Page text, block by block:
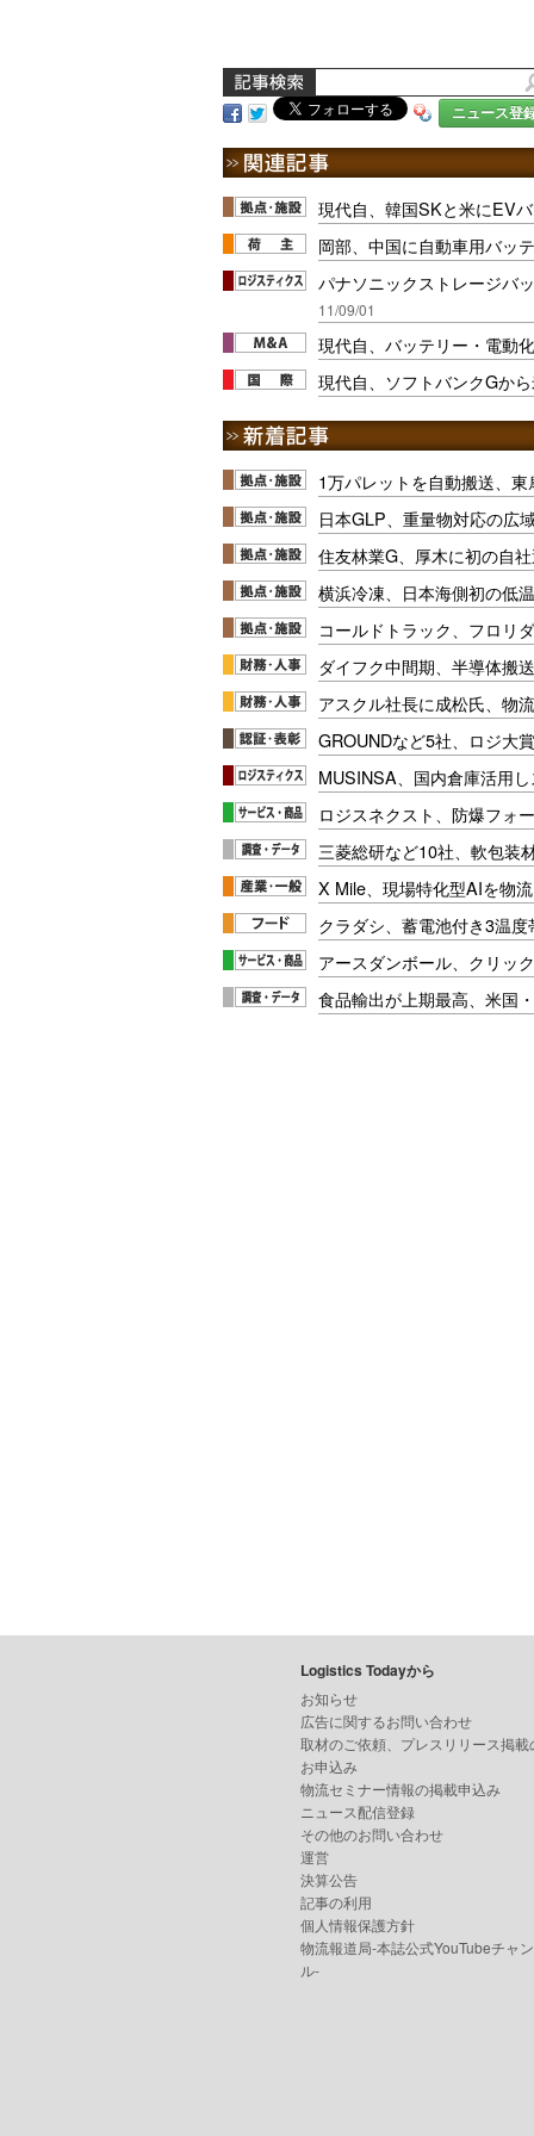
ニュース登
現代自、韓国SKと米にEV
岡部、中国に自動車用バッ
パナソニックストレージバ
11/09/01
現代自、バッテリー・電動
現代自、ソフトバンクGか
1万パレットを自動搬送、
日本GLP、重量物対応の広
住友林業G、厚木に初の自
横浜冷凍、日本海側初の低
コールドトラック、フロリ
ダイフク中間期、半導体搬
アスクル社長に成松氏、物
GROUNDなど5社、ロジ大
MUSINSA、国内倉庫活用
ロジスネクスト、防爆フォ
三菱総研など10社、軟包装
X Mile、現場特化型AIを物
クラダシ、蓄電池付き3温
アースダンボール、クリッ
食品輸出が上期最高、米国
Logistics Todayから
お知らせ
広告に関するお問い合わせ
取材のご依頼、プレスリリース掲載
お申込み
物流セミナー情報の掲載申込み
ニュース配信登録
その他のお問い合わせ
運営
決算公告
記事の利用
個人情報保護方針
物流報道局-本誌公式YouTubeチャ
ル-